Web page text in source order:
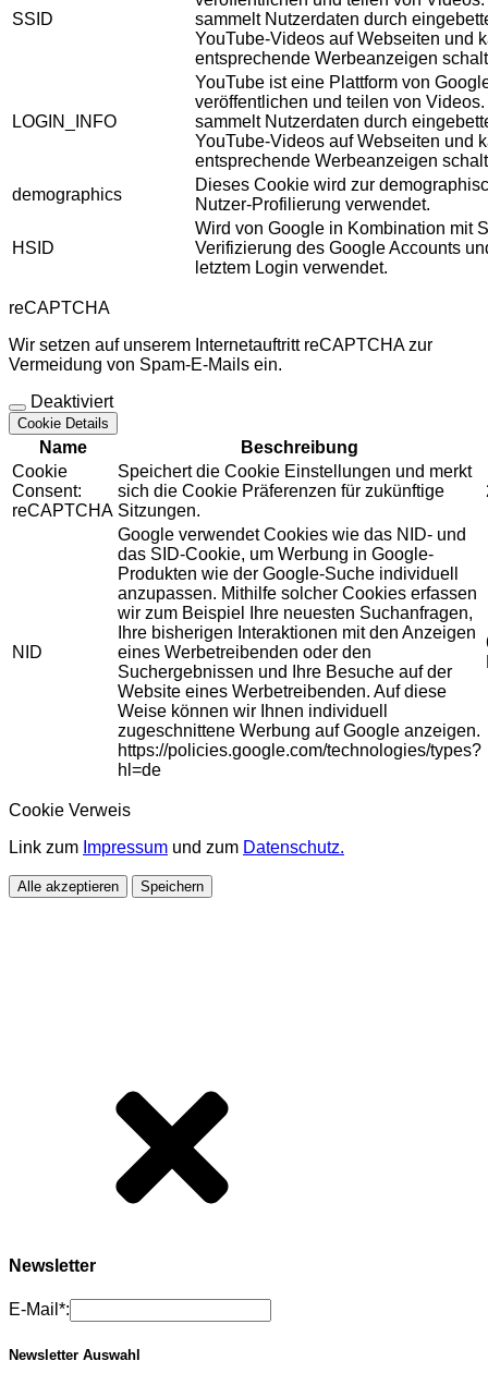
SSID
sammelt Nutzerdaten durch
YouTube-Videos auf Webseiten und
entsprechende Werbeanzeigen
LOGIN_INFO
YouTube ist eine Plattform von
veröffentlichen und teilen von
sammelt Nutzerdaten durch
YouTube-Videos auf Webseiten und
entsprechende Werbeanzeigen
demographics
Dieses Cookie wird zur
Nutzer-Profilierung verwendet.
HSID
Wird von Google in Kombination mit
Verifizierung des Google Accounts
letztem Login verwendet.
reCAPTCHA
Wir setzen auf unserem Internetauftritt reCAPTCHA zur
Vermeidung von Spam-E-Mails ein.
Deaktiviert
Cookie Details
Name
Beschreibung
Cookie
Consent:
reCAPTCHA
Speichert die Cookie Einstellungen und merkt
sich die Cookie Präferenzen für zukünftige
Sitzungen.
NID
Google verwendet Cookies wie das NID- und
das SID-Cookie, um Werbung in Google-
Produkten wie der Google-Suche individuell
anzupassen. Mithilfe solcher Cookies erfassen
wir zum Beispiel Ihre neuesten Suchanfragen,
Ihre bisherigen Interaktionen mit den Anzeigen
eines Werbetreibenden oder den
Suchergebnissen und Ihre Besuche auf der
Website eines Werbetreibenden. Auf diese
Weise können wir Ihnen individuell
zugeschnittene Werbung auf Google anzeigen.
https://policies.google.com/technologies/types?
hl=de
Cookie Verweis
Link zum Impressum und zum Datenschutz.
Alle akzeptieren Speichern
Newsletter
E-Mail*:
Newsletter Auswahl